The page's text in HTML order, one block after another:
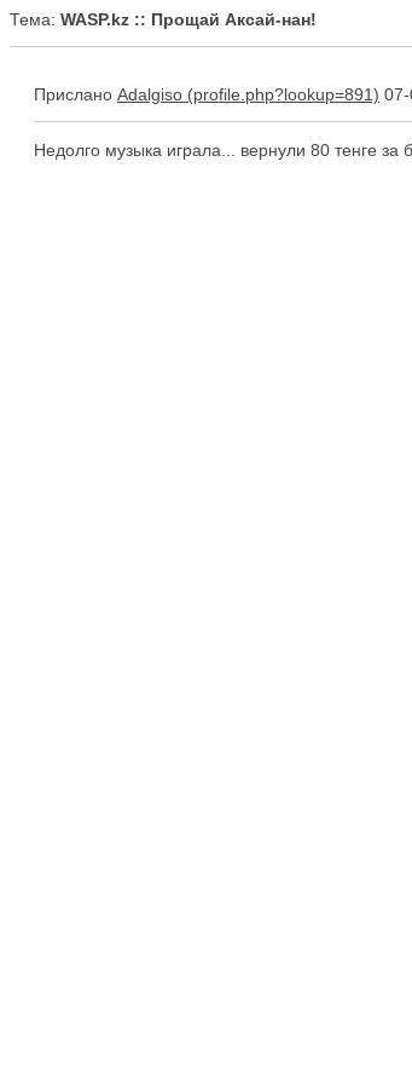
Тема: WASP.kz :: Прощай Аксай-нан!
Прислано Adalgiso
Недолго музыка играла... вернули 80 тенге за